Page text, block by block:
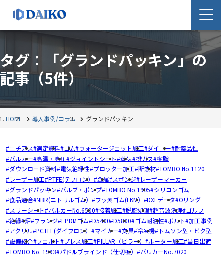
タグ：「グランドパッキン」の
記事（5件）
HOME 導入事例/コラム グランドパッキン
ニチアス 選定資料 ゴム ウォータージェット加工 ダイコー 耐薬品性
バルカー 高温・高圧 ジョイントシート 蒸気 排ガス 樹脂
ダウンロード資料 電気絶縁性 プロッター加工 断熱材 TOMBO No.1120
レーザー加工 PTFE(テフロン） 金属 スポンジ
レーザーマーカー
グランドパッキン バルブ・ポンプ TOMBO No.1995 シリコンゴム
食品適合 NBR(ニトリルゴム） フッ素ゴム(FKM） DXFデータ Oリング
スリーシート バルカーNo.6500 接着加工 脱脂処理 超音波洗浄 ゴルフ
絶縁 炉 フランジ EPDMゴム D5400 D5800 ゴム耐油性 ボルト 加工事例
アクリル PCTFE(ダイフロン） マイカー 文具 冷凍機 トムソン型・ビク型
設備紹介 フェルト プレス加工 PILLAR（ピラー） ルーター加工 当日出荷
TOMBO No. 1993 パドルブラインド（仕切板）
バルカーNo.7020